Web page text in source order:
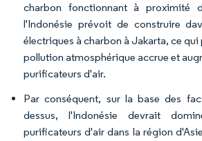
charbon fonctionnant à proximité
l'Indonésie prévoit de construire
électriques à charbon à Jakarta, ce
pollution atmosphérique accrue et
purificateurs d'air.
Par conséquent, sur la base des
dessus, l'Indonésie devrait
purificateurs d'air dans la région